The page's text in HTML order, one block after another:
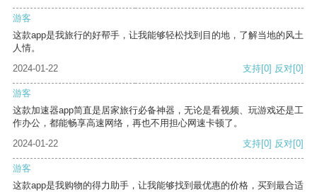
游客
这款app是我旅行的好帮手，让我能够轻松找到目的地，了解当地的风土
人情。
2024-01-22
支持[0] 反对[0]
游客
这款加速器app简直是居家旅行必备神器，无论是看视频、玩游戏还是工
作办公，都能畅享高速网络，再也不用担心网速卡顿了。
2024-01-22
支持[0] 反对[0]
游客
这款app是我购物的得力助手，让我能够找到最优惠的价格，买到最合适